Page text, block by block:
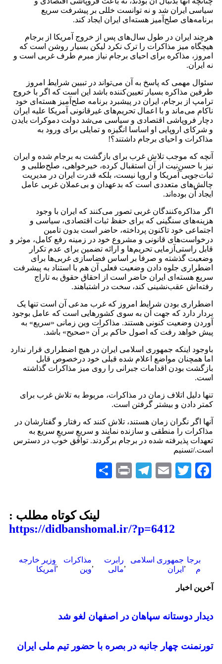
سیاسی ایران شد و نه توانست خللی بر پیشرفت سریع
برنامه‌های صلح‌آمیز هسته‌ای ایران ایجاد کند.
هرچند ایران در طول سال‌های پس از خروج آمریکا از برجام
هیچگاه میز مذاکرات را ترک نکرد لیکن بسیار روشن است که
امروز، مذاکره برای احیای برجام نیاز مبرم طرف غربی است و
نه ایران.
سئوال مهمی که پاسخ به آن می‌تواند در تبیین شرایط امروز
طرفین مذاکره بسیار تعیین‌کننده باشد این است که اگر با خروج
ترامپ ‌از برجام، ایران در پیشبرد برنامه صلح‌آمیز هسته‌ای خود
ناکام می‌ماند و با اعمال تحریم‌های غیرقانونی آمریکا علیه ایران
دچار فروپاشی اقتصادی و سیاسی می‌شد دولت دموکرات بایدن
و شرکای اروپایی او اساسا انگیزه و تمایلی برای ورود به
مذاکرات و احیای برجام داشتند؟!
آنچه که موجب تلاش غرب برای بازگشت به برجام شده و ایران
نیز با حسنِ‌نیت از آن استقبال کرده، خیرخواهی، صلح‌طلبی و
ثبات‌جویی آمریکا و اروپا نیست، بلکه قدرت ایران در مدیریت
چالش‌های متعددی است که بدعهدان و بی‌عملان غربی عامل
ایجاد آن بوده‌اند.
اگر مذاکره‌کنندگان غربی تصور می‌کنند که ایران با وجود
هزینه‌های سنگینی که برای حفظ ثبات اقتصادی، سیاسی و
اجتماعی خود تاکنون پرداخته، حاضر است بدون تامین
درخواست‌های قانونی و مشروع خود در زمینه رفع کامل، موثر و
قابل راستی‌آزمایی تحریم‌ها و ارائه تضمین برای عدم تکرار
وضعیت گذشته و صرفا بر اساس فضاسازی غربی‌ها برای
اضطراری جلوه دادن وضعیت فعلی آن هم با استناد به پیشرفت
سریع هسته‌ای ایران حاضر است از احقاق حقوق به تاراج
رفته‌اش عقب‌نشینی کند، سخت در اشتباهند.
اضطراری بودن شرایط امروز که غرب مدعی آن است تنها یک
بردار دارد که جهت آن به سوی کشورهایی است که عامل بوجود
آوردن وضعیت کنونی هستند. مذاکرات وین زمانی «سریع» به
پیش خواهد رفت که اصول حاکم بر آن «صحیح» باشد.
باوجود اینکه جمهوری اسلامی ایران در هیچ اضطراری قرار ندارد
اما همچنان مواضع اعلام شده قبلی خود درخصوص قابل
بازگشت بودن اقدامات جبرانی را روی میز مذاکرات گذاشته
است.
تنها دلیل اتلاف زمان در مذاکرات، مربوط به تلاش غرب برای
کمتر دادن و بیشتر گرفتن است.
آنها اگر نگران زمان هستند، تلاش کنند که رفتار و گفتارشان در
مذاکرات را منطقی و سازنده نمایند و سریعِ سریعِ سریع به
تعهدات پذیرفته شده در برجام برگردند. توافق خوب در دسترس
است./تسنیم
Facebook
Twitter
Email
Telegram
Print
لینک کوتاه مطلب :
https://didbanshomal.ir/?p=6412
برجا
م
,
جمهوری اسلامی
ایران
,
رابرت
مالی
,
مذاکرات
وین
,
وزیر خارجه
آمریکا
آخرین اخبار
دیدار دوستانه سپاهان در اصفهان لغو شد
تورنمنت چهار جانبه در بصره با حضور تیم ملی ایران